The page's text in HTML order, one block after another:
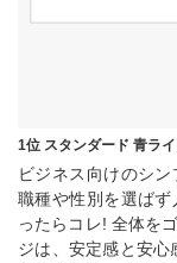
1位 スタンダード 青ラ
ビジネス向けのシン
職種や性別を選ば
ったらコレ! 全体を
ジは、安定感と安心